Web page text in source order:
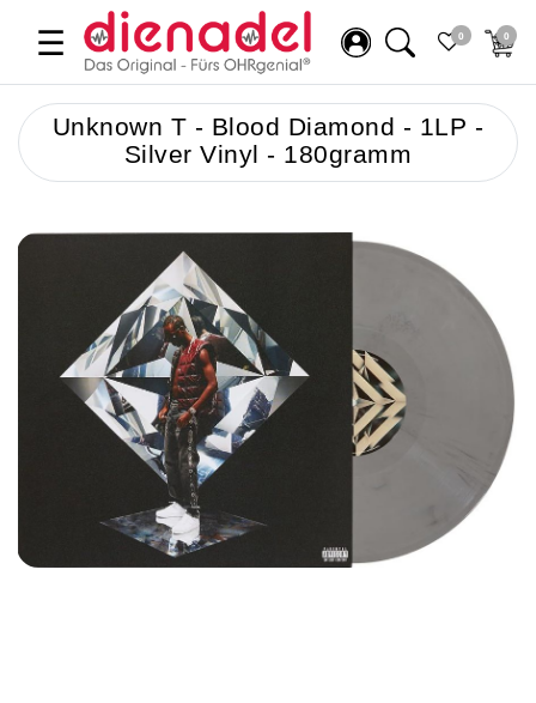
☰ 0 0
Unknown T - Blood Diamond - 1LP -
Silver Vinyl - 180gramm